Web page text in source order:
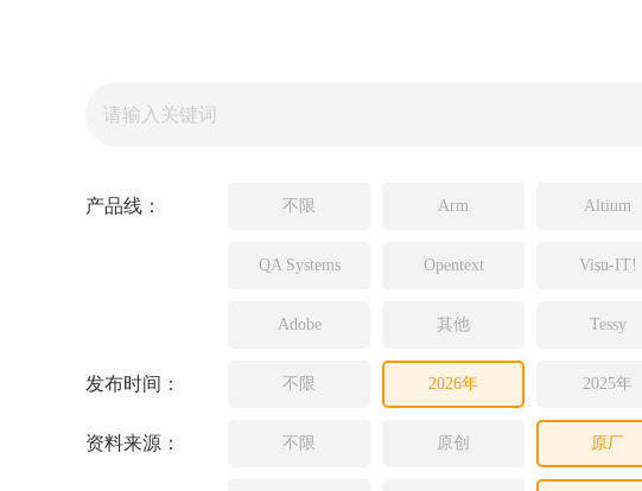
产品线： 不限 Arm Altium
QA Systems Opentext Visu-IT!
Adobe 其他 Tessy
发布时间： 不限 2026年 2025年
资料来源： 不限 原创 原厂